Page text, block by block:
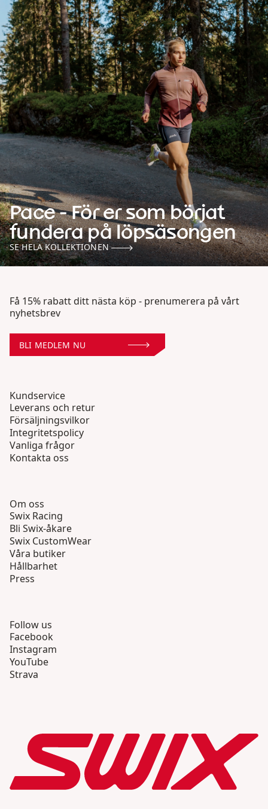
Pace - För er som börjat
fundera på löpsäsongen
SE HELA KOLLEKTIONEN
Få 15% rabatt ditt nästa köp - prenumerera på vårt
nyhetsbrev
BLI MEDLEM NU
Kundservice
Leverans och retur
Försäljningsvilkor
Integritetspolicy
Vanliga frågor
Kontakta oss
Om oss
Swix Racing
Bli Swix-åkare
Swix CustomWear
Våra butiker
Hållbarhet
Press
Follow us
Facebook
Instagram
YouTube
Strava